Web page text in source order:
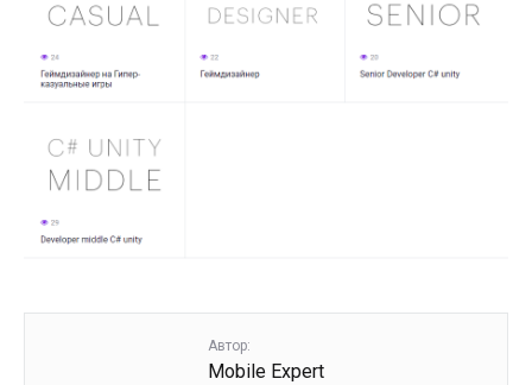
Автор:
Mobile Expert